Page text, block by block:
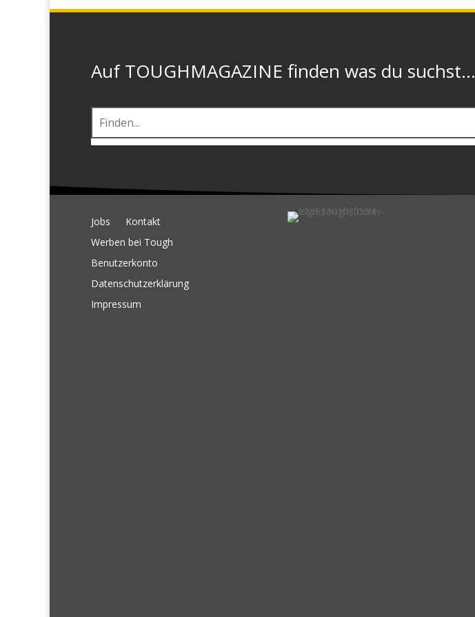
Auf TOUGHMAGAZINE finden was du suchst...
Jobs
Kontakt
Werben bei Tough
Benutzerkonto
Datenschutzerklärung
Impressum